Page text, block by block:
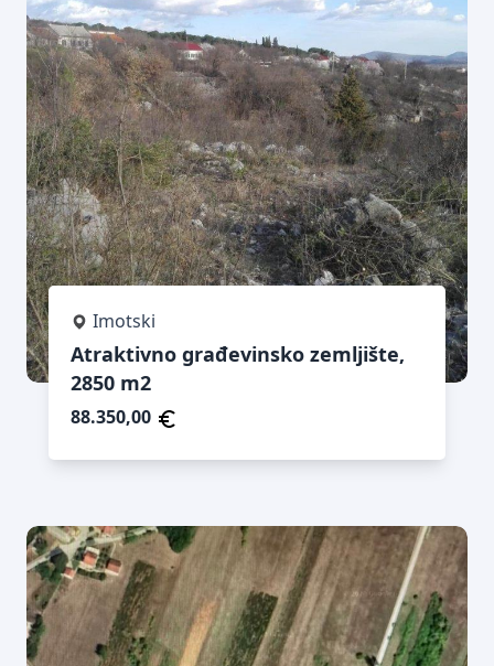
Imotski
Atraktivno građevinsko zemljište,
2850 m2
88.350,00